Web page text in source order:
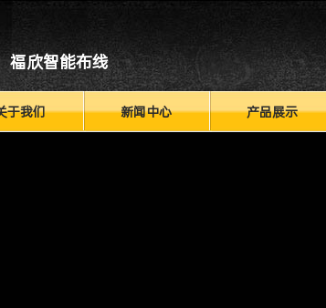
福欣智能布线
于我们 新闻中心 产品展示